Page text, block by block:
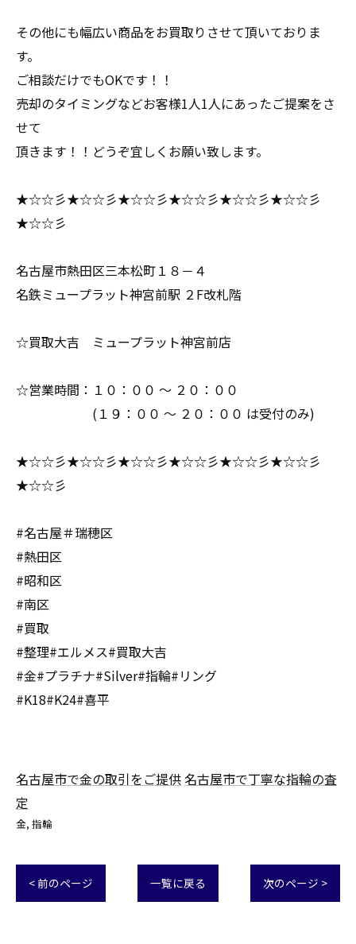
その他にも幅広い商品をお買取りさせて頂いておりま
す。
ご相談だけでもOKです！！
売却のタイミングなどお客様1人1人にあったご提案をさ
せて
頂きます！！どうぞ宜しくお願い致します。
★☆☆彡★☆☆彡★☆☆彡★☆☆彡★☆☆彡★☆☆彡
★☆☆彡
名古屋市熱田区三本松町１８－４
名鉄ミュープラット神宮前駅 ２F改札階
☆買取大吉 ミュープラット神宮前店
☆営業時間：１０：００ ～ ２０：００
(１９：００ ～ ２０：００ は受付のみ)
★☆☆彡★☆☆彡★☆☆彡★☆☆彡★☆☆彡★☆☆彡
★☆☆彡
#名古屋＃瑞穂区
#熱田区
#昭和区
#南区
#買取
#整理#エルメス#買取大吉
#金#プラチナ#Silver#指輪#リング
#K18#K24#喜平
名古屋市で金の取引をご提供 名古屋市で丁寧な指輪の査
定
金 指輪
< 前のページ 一覧に戻る 次のページ >